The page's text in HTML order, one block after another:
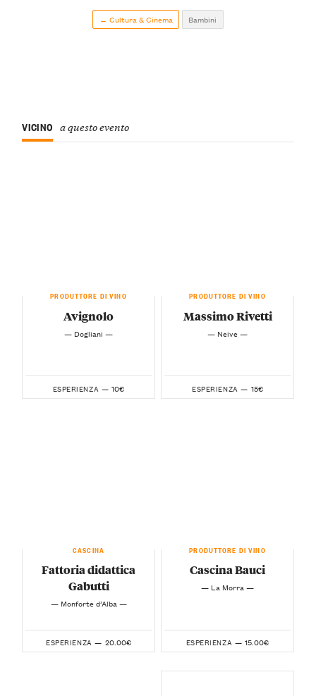
← Cultura & Cinema Bambini
VICINO a questo evento
PRODUTTORE DI VINO
Avignolo
— Dogliani —
ESPERIENZA — 10€
PRODUTTORE DI VINO
Massimo Rivetti
— Neive —
ESPERIENZA — 15€
CASCINA
Fattoria didattica
Gabutti
— Monforte d’Alba —
ESPERIENZA — 20.00€
PRODUTTORE DI VINO
Cascina Bauci
— La Morra —
ESPERIENZA — 15.00€